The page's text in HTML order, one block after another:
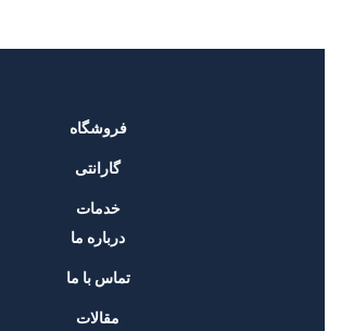
فروشگاه
گارانتی
خدمات
درباره ما
تماس با ما
مقالات